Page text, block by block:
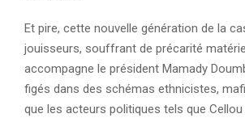
Et pire, cette nouvelle génération de la
jouisseurs, souffrant de précarité
accompagne le président Mamady
figés dans des schémas ethnicistes,
que les acteurs politiques tels que Cellou